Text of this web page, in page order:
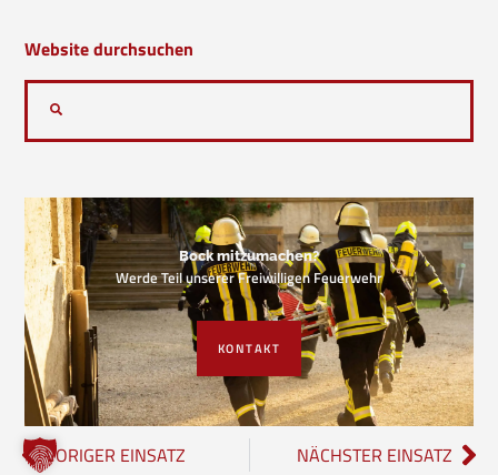
Website durchsuchen
Bock mitzumachen?
Werde Teil unserer Freiwilligen Feuerwehr
KONTAKT
VORIGER EINSATZ NÄCHSTER EINSATZ